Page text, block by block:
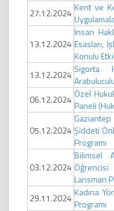
27.12.2024 Kent ve
13.12.2024
İnsan
Esasları,
Konulu
13.12.2024 Sigorta
06.12.2024 Özel
Paneli
05.12.2024 Şiddeti
Programı
03.12.2024
Bilimsel
Öğrencisi
Lansman
29.11.2024 Kadına
Programı